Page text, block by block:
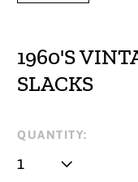
1960'S
SLACKS
Regular
price
QUANTITY: